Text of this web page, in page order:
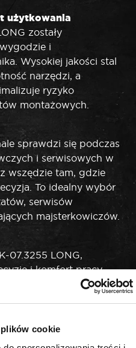
cookie
użytkowania
zostały
i
Wysokiej jakości stal
narzędzi, a
ryzyko
montażowych.
sprawdzi się podczas
i serwisowych w
wszędzie tam, gdzie
To idealny wybór
serwisów
majsterkowiczów.
07.3255 LONG,
i komfort pracy
wysokie standardy
i bezproblemowe